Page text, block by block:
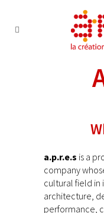
a.p.r.e.s is a
company
cultural field in
architecture,
performance,